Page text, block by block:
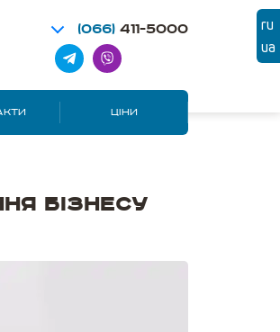
ru
ua
(066) 411-5000
ЦІНИ
бізнесу